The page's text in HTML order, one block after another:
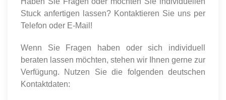
Stuck anfertigen lassen? Kontaktieren Sie uns per
Telefon oder E-Mail!
Wenn Sie Fragen haben oder sich individuell
beraten lassen möchten, stehen wir Ihnen gerne zur
Verfügung. Nutzen Sie die folgenden deutschen
Kontaktdaten: